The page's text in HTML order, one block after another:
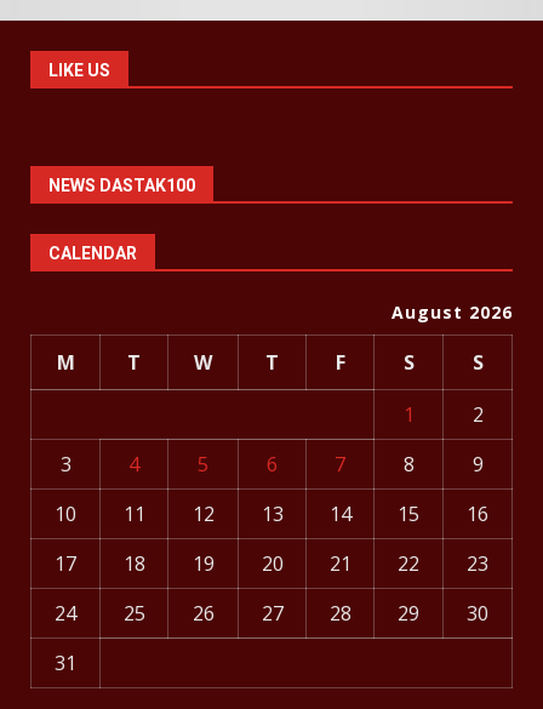
LIKE US
NEWS DASTAK100
CALENDAR
August 2026
M T W T F S
S
1
2
3
4 5 6 7 8
9
10
11 12 13 14 15
16
17
18 19 20 21 22
23
24
25 26 27 28 29
30
31